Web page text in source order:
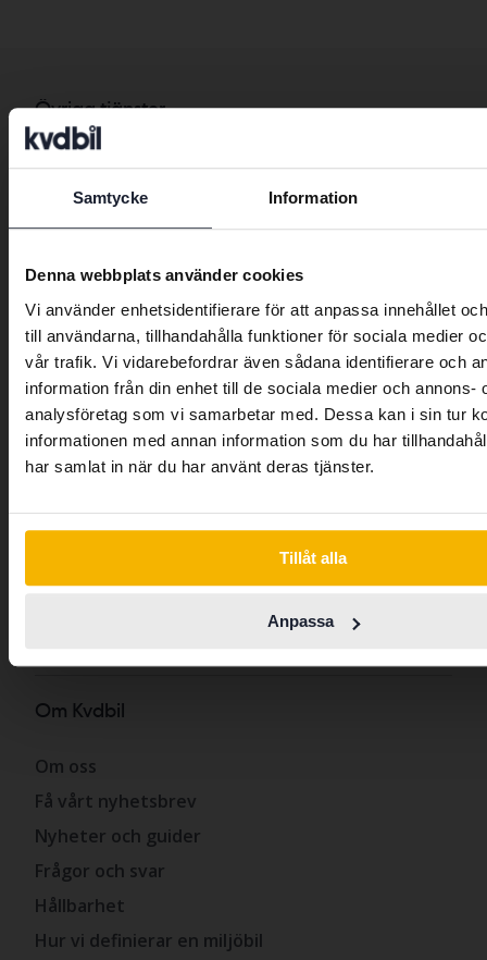
Samtycke Information
Denna webbplats använder cookies
Vi använder enhetsidentifierare för att anpassa innehållet
till användarna, tillhandahålla funktioner för sociala medier
vår trafik. Vi vidarebefordrar även sådana identifierare och
information från din enhet till de sociala medier och annons-
analysföretag som vi samarbetar med. Dessa kan i sin tur
informationen med annan information som du har
har samlat in när du har använt deras tjänster.
Tillåt alla
Anpassa
Övriga tjänster
Transportera bilen dit du önskar
Exportera till utlandet
Företagsbilar
Fleet Manager
Företagsportalen
Avslutade försäljningar
Kontakt
Kontakta oss
Jobba hos oss
Om Kvdbil
Om oss
Få vårt nyhetsbrev
Nyheter och guider
Frågor och svar
Hållbarhet
Hur vi definierar en miljöbil
Preferred language
We have detected that your browser
has other language preferences than
Swedish. To better service our friends
abroad we have an English language
site (kvdcars.com) that contains all the
same vehicles and services.
Continue in Swedish